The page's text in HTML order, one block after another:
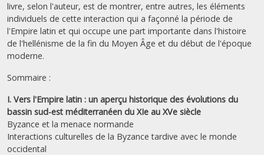
livre, selon l'auteur, est de montrer, entre autres, les éléments
individuels de cette interaction qui a façonné la période de
l'Empire latin et qui occupe une part importante dans l'histoire
de l'hellénisme de la fin du Moyen Âge et du début de l'époque
moderne.
Sommaire :
I. Vers l'Empire latin : un aperçu historique des évolutions du
bassin sud-est méditerranéen du XIe au XVe siècle
Byzance et la menace normande
Interactions culturelles de la Byzance tardive avec le monde
occidental